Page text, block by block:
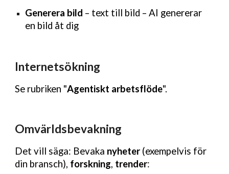
Generera bild – text till bild – AI genererar
en bild åt dig
Internetsökning
Se rubriken "Agentiskt arbetsflöde".
Omvärldsbevakning
Det vill säga: Bevaka nyheter (exempelvis för
din bransch), forskning, trender: